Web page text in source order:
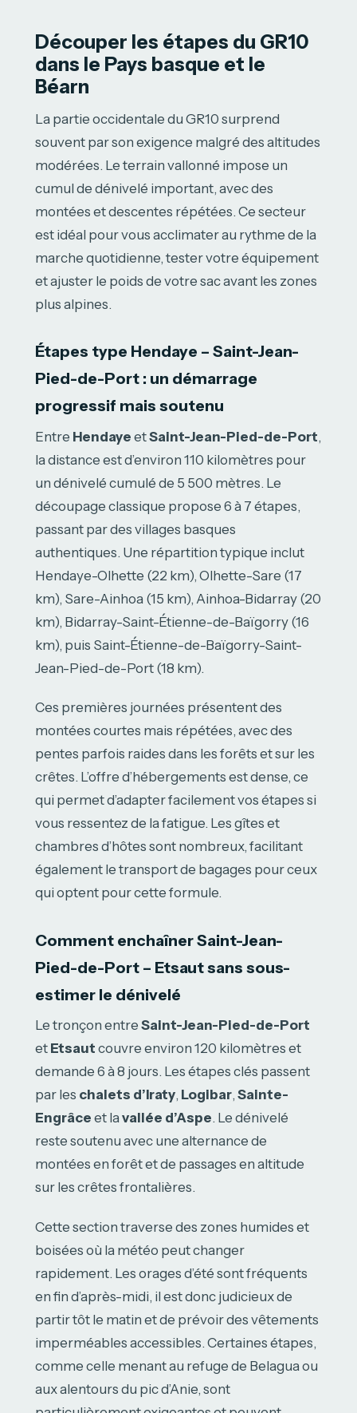
Découper les étapes du GR10
dans le Pays basque et le
Béarn
La partie occidentale du GR10 surprend
souvent par son exigence malgré des altitudes
modérées. Le terrain vallonné impose un
cumul de dénivelé important, avec des
montées et descentes répétées. Ce secteur
est idéal pour vous acclimater au rythme de la
marche quotidienne, tester votre équipement
et ajuster le poids de votre sac avant les zones
plus alpines.
Étapes type Hendaye – Saint-Jean-
Pied-de-Port : un démarrage
progressif mais soutenu
Entre Hendaye etSaint-Jean-Pied-de-Port,
la distance est d’environ 110 kilomètres pour
un dénivelé cumulé de 5 500 mètres. Le
découpage classique propose 6 à 7 étapes,
passant par des villages basques
authentiques. Une répartition typique inclut
Hendaye-Olhette (22 km), Olhette-Sare (17
km), Sare-Ainhoa (15 km), Ainhoa-Bidarray (20
km), Bidarray-Saint-Étienne-de-Baïgorry (16
km), puis Saint-Étienne-de-Baïgorry-Saint-
Jean-Pied-de-Port (18 km).
Ces premières journées présentent des
montées courtes mais répétées, avec des
pentes parfois raides dans les forêts et sur les
crêtes. L’offre d’hébergements est dense, ce
qui permet d’adapter facilement vos étapes si
vous ressentez de la fatigue. Les gîtes et
chambres d’hôtes sont nombreux, facilitant
également le transport de bagages pour ceux
qui optent pour cette formule.
Comment enchaîner Saint-Jean-
Pied-de-Port – Etsaut sans sous-
estimer le dénivelé
Le tronçon entre Saint-Jean-Pied-de-Port
et Etsaut couvre environ 120 kilomètres et
demande 6 à 8 jours. Les étapes clés passent
par les chalets d’Iraty, Logibar, Sainte-
Engrâce et lavallée d’Aspe. Le dénivelé
reste soutenu avec une alternance de
montées en forêt et de passages en altitude
sur les crêtes frontalières.
Cette section traverse des zones humides et
boisées où la météo peut changer
rapidement. Les orages d’été sont fréquents
en fin d’après-midi, il est donc judicieux de
partir tôt le matin et de prévoir des vêtements
imperméables accessibles. Certaines étapes,
comme celle menant au refuge de Belagua ou
aux alentours du pic d’Anie, sont